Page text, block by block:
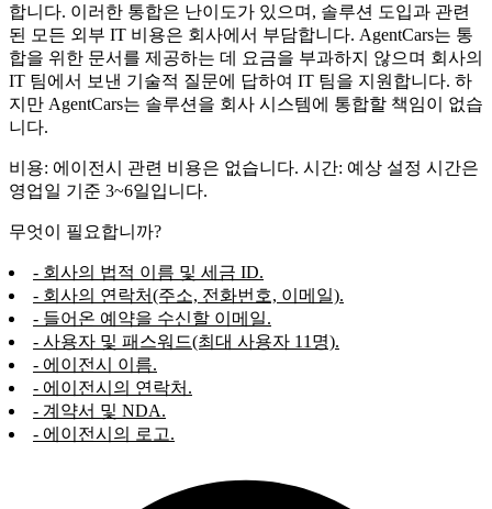
합니다. 이러한 통합은 난이도가 있으며, 솔루션 도입과 관련
된 모든 외부 IT 비용은 회사에서 부담합니다. AgentCars는 통
합을 위한 문서를 제공하는 데 요금을 부과하지 않으며 회사의
IT 팀에서 보낸 기술적 질문에 답하여 IT 팀을 지원합니다. 하
지만 AgentCars는 솔루션을 회사 시스템에 통합할 책임이 없습
니다.
비용: 에이전시 관련 비용은 없습니다. 시간: 예상 설정 시간은
영업일 기준 3~6일입니다.
무엇이 필요합니까?
- 회사의 법적 이름 및 세금 ID.
- 회사의 연락처(주소, 전화번호, 이메일).
- 들어온 예약을 수신할 이메일.
- 사용자 및 패스워드(최대 사용자 11명).
- 에이전시 이름.
- 에이전시의 연락처.
- 계약서 및 NDA.
- 에이전시의 로고.